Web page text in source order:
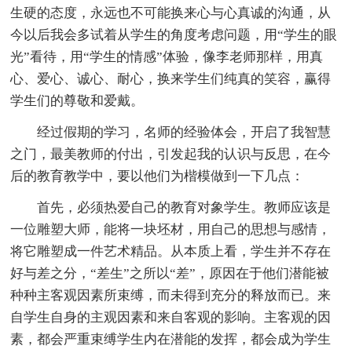
生硬的态度，永远也不可能换来心与心真诚的沟通，从
今以后我会多试着从学生的角度考虑问题，用“学生的眼
光”看待，用“学生的情感”体验，像李老师那样，用真
心、爱心、诚心、耐心，换来学生们纯真的笑容，赢得
学生们的尊敬和爱戴。
经过假期的学习，名师的经验体会，开启了我智慧
之门，最美教师的付出，引发起我的认识与反思，在今
后的教育教学中，要以他们为楷模做到一下几点：
首先，必须热爱自己的教育对象学生。教师应该是
一位雕塑大师，能将一块坯材，用自己的思想与感情，
将它雕塑成一件艺术精品。从本质上看，学生并不存在
好与差之分，“差生”之所以“差”，原因在于他们潜能被
种种主客观因素所束缚，而未得到充分的释放而已。来
自学生自身的主观因素和来自客观的影响。主客观的因
素，都会严重束缚学生内在潜能的发挥，都会成为学生